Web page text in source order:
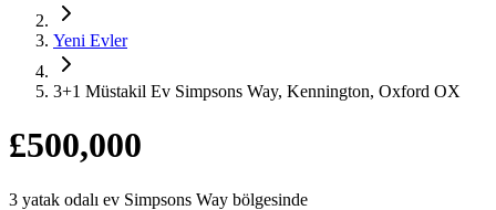
Yeni Evler
3+1 Müstakil Ev Simpsons Way, Kennington, Oxford OX
£500,000
3 yatak odalı ev Simpsons Way bölgesinde